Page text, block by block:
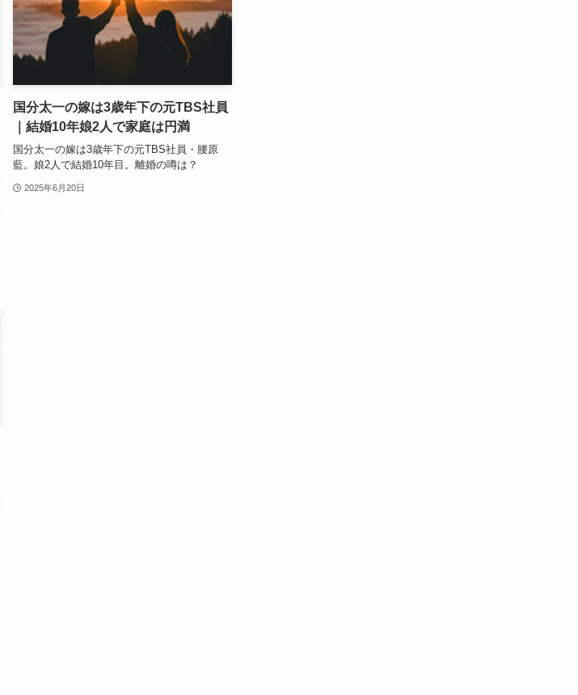
国分太一の嫁は3歳年下の元TBS社員
｜結婚10年娘2人で家庭は円満
国分太一の嫁は3歳年下の元TBS社員・腰原
藍。娘2人で結婚10年目。離婚の噂は？
2025年6月20日